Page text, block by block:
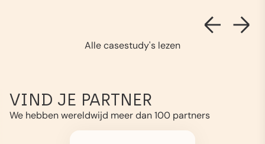
Alle casestudy's lezen
VIND JE PARTNER
We hebben wereldwijd meer dan 100 partners